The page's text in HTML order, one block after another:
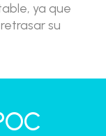
ya que
su